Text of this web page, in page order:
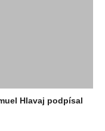
Hlavaj podpísal